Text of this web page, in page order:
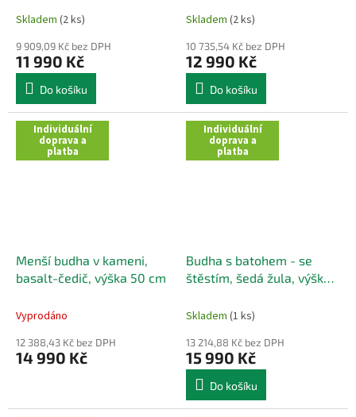
Skladem (2 ks)
9 909,09 Kč bez DPH
11 990 Kč
Do košíku
Skladem (2 ks)
10 735,54 Kč bez DPH
12 990 Kč
Do košíku
Individuální
doprava a
platba
Menší budha v kameni,
basalt-čedič, výška 50 cm
Vyprodáno
12 388,43 Kč bez DPH
14 990 Kč
Individuální
doprava a
platba
Budha s batohem - se
štěstím, šedá žula, výška
Skladem (1 ks)
13 214,88 Kč bez DPH
15 990 Kč
Do košíku